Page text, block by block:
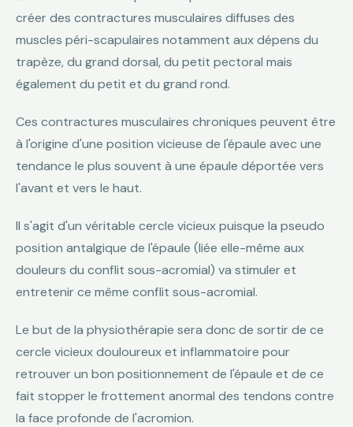
créer des contractures musculaires diffuses des
muscles péri-scapulaires notamment aux dépens du
trapèze, du grand dorsal, du petit pectoral mais
également du petit et du grand rond.
Ces contractures musculaires chroniques peuvent être
à l'origine d'une position vicieuse de l'épaule avec une
tendance le plus souvent à une épaule déportée vers
l'avant et vers le haut.
Il s'agit d'un véritable cercle vicieux puisque la pseudo
position antalgique de l'épaule (liée elle-même aux
douleurs du conflit sous-acromial) va stimuler et
entretenir ce même conflit sous-acromial.
Le but de la physiothérapie sera donc de sortir de ce
cercle vicieux douloureux et inflammatoire pour
retrouver un bon positionnement de l'épaule et de ce
fait stopper le frottement anormal des tendons contre
la face profonde de l'acromion.